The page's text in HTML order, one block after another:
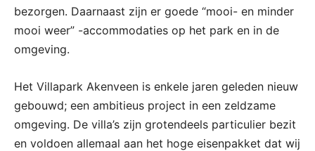
bezorgen. Daarnaast zijn er goede “mooi- en minder
mooi weer” -accommodaties op het park en in de
omgeving.
Het Villapark Akenveen is enkele jaren geleden nieuw
gebouwd; een ambitieus project in een zeldzame
omgeving. De villa’s zijn grotendeels particulier bezit
en voldoen allemaal aan het hoge eisenpakket dat wij